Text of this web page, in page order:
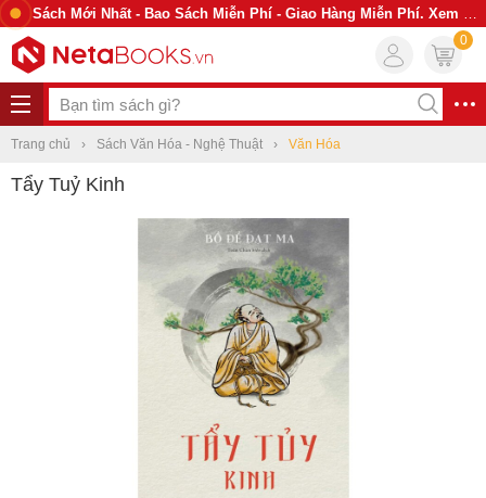
Sách Mới Nhất - Bao Sách Miễn Phí - Giao Hàng Miễn Phí. Xem Ngay
0
Trang chủ Sách Văn Hóa - Nghệ Thuật Văn Hóa
Tẩy Tuỷ Kinh